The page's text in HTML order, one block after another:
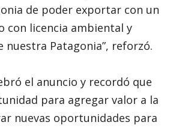
de poder exportar con un
con licencia ambiental y
nuestra Patagonia”, reforzó.
el anuncio y recordó que
para agregar valor a la
nuevas oportunidades para